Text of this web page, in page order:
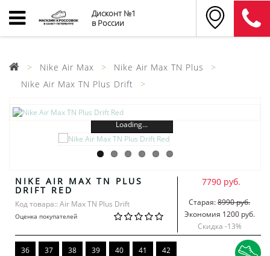
Дисконт №1
в России
Nike Air Max
Nike Air Max TN Plus
Nike Air Max TN Plus Drift
Loading...
NIKE AIR MAX TN PLUS
DRIFT RED
Код товара:: Air Max TN Plus Drift
Оценка покупателей
7790 руб.
Старая:8990 руб.
Экономия 1200 руб.
Скидка -13%
36 37 38 39 40 41 42